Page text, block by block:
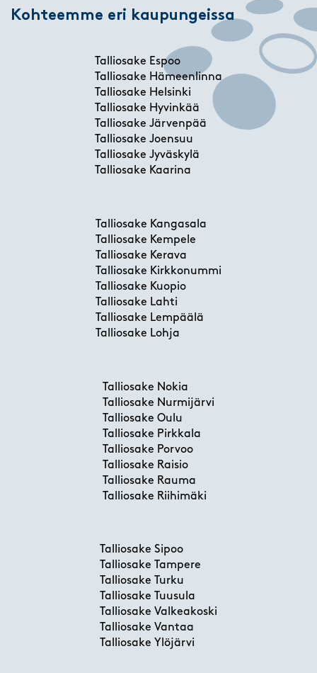
Kohteemme eri kaupungeissa
Talliosake Espoo
Talliosake Hämeenlinna
Talliosake Helsinki
Talliosake Hyvinkää
Talliosake Järvenpää
Talliosake Joensuu
Talliosake Jyväskylä
Talliosake Kaarina
Talliosake Kangasala
Talliosake Kempele
Talliosake Kerava
Talliosake Kirkkonummi
Talliosake Kuopio
Talliosake Lahti
Talliosake Lempäälä
Talliosake Lohja
Talliosake Nokia
Talliosake Nurmijärvi
Talliosake Oulu
Talliosake Pirkkala
Talliosake Porvoo
Talliosake Raisio
Talliosake Rauma
Talliosake Riihimäki
Talliosake Sipoo
Talliosake Tampere
Talliosake Turku
Talliosake Tuusula
Talliosake Valkeakoski
Talliosake Vantaa
Talliosake Ylöjärvi